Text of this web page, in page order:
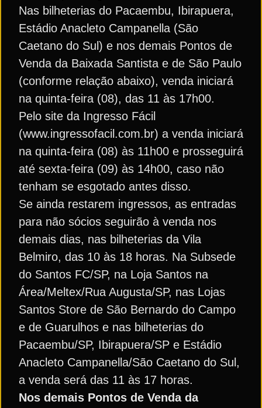
Nas bilheterias do Pacaembu, Ibirapuera,
Estádio Anacleto Campanella (São
Caetano do Sul) e nos demais Pontos de
Venda da Baixada Santista e de São Paulo
(conforme relação abaixo), venda iniciará
na quinta-feira (08), das 11 às 17h00.
Pelo site da Ingresso Fácil
(www.ingressofacil.com.br) a venda iniciará
na quinta-feira (08) às 11h00 e prosseguirá
até sexta-feira (09) às 14h00, caso não
tenham se esgotado antes disso.
Se ainda restarem ingressos, as entradas
para não sócios seguirão à venda nos
demais dias, nas bilheterias da Vila
Belmiro, das 10 às 18 horas. Na Subsede
do Santos FC/SP, na Loja Santos na
Área/Meltex/Rua Augusta/SP, nas Lojas
Santos Store de São Bernardo do Campo
e de Guarulhos e nas bilheterias do
Pacaembu/SP, Ibirapuera/SP e Estádio
Anacleto Campanella/São Caetano do Sul,
a venda será das 11 às 17 horas.
Nos demais Pontos de Venda da